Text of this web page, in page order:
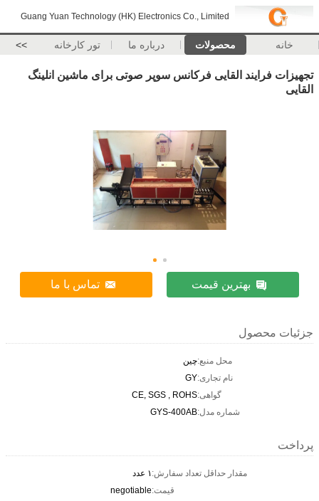
Guang Yuan Technology (HK) Electronics Co., Limited
خانه محصولات درباره ما تور کارخانه >>
تجهیزات فرایند القایی فرکانس سوپر صوتی برای ماشین انلینگ
القایی
بهترین قیمت تماس با ما
جزئیات محصول
محل منبع:چین
نام تجاری:GY
گواهی:CE, SGS , ROHS
شماره مدل:GYS-400AB
پرداخت
مقدار حداقل تعداد سفارش:۱ عدد
قیمت:negotiable